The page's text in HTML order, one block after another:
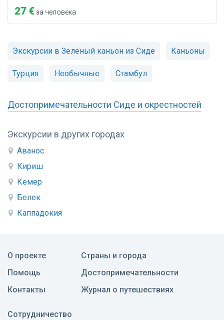
Экскурсии в других городах
Аванос
Кириш
Кемер
Белек
Каппадокия
27 €за человека
Экскурсии в Зелёный каньон из Сиде Каньоны
Турция Необычные Стамбул
Достопримечательности Сиде и окрестностей
О проекте
Помощь
Контакты
Страны и города
Достопримечательности
Журнал о путешествиях
Сотрудничество